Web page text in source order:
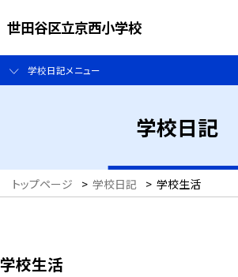
世田谷区立京西小学校
学校日記メニュー
学校日記
トップページ > 学校日記 > 学校生活
学校生活